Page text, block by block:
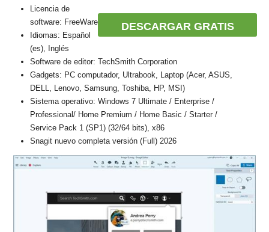
DESCARGAR GRATIS
Licencia de
software: FreeWare
Idiomas: Español
(es), Inglés
Software de editor: TechSmith Corporation
Gadgets: PC computador, Ultrabook, Laptop (Acer, ASUS,
DELL, Lenovo, Samsung, Toshiba, HP, MSI)
Sistema operativo: Windows 7 Ultimate / Enterprise /
Professional/ Home Premium / Home Basic / Starter /
Service Pack 1 (SP1) (32/64 bits), x86
Snagit nuevo completa versión (Full) 2026